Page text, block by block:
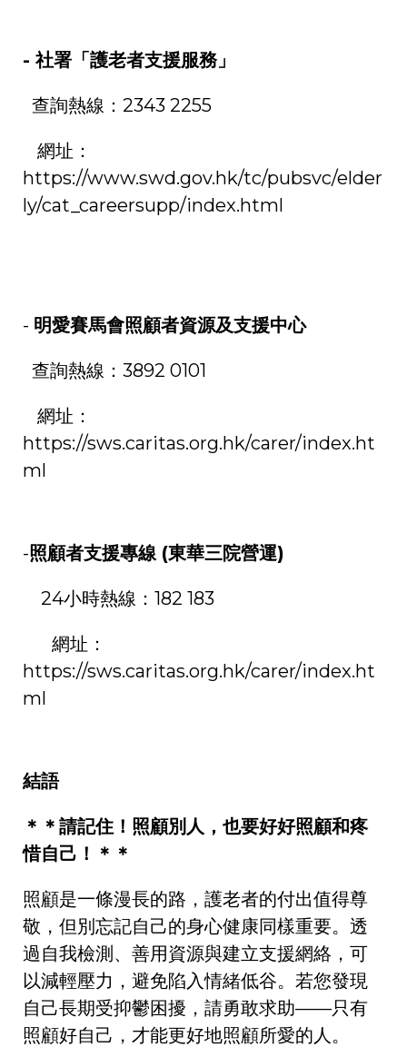
- 社署「護老者支援服務」
查詢熱線： 2343 2255
網址：
https://www.swd.gov.hk/tc/pubsvc/elder
ly/cat_careersupp/index.html
- 明愛賽馬會照顧者資源及支援中心
查詢熱線： 3892 0101
網址：
https://sws.caritas.org.hk/carer/index.ht
ml
-照顧者支援專線 (東華三院營運)
24小時熱線： 182 183
網址：
https://sws.caritas.org.hk/carer/index.ht
ml
結語
＊＊請記住！照顧別人，也要好好照顧和疼
惜自己！＊＊
照顧是一條漫長的路，護老者的付出值得尊
敬，但別忘記自己的身心健康同樣重要。透
過自我檢測、善用資源與建立支援網絡，可
以減輕壓力，避免陷入情緒低谷。若您發現
自己長期受抑鬱困擾，請勇敢求助——只有
照顧好自己，才能更好地照顧所愛的人。